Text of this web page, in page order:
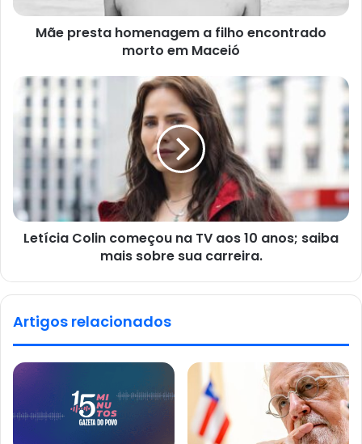
Mãe presta homenagem a filho encontrado
morto em Maceió
Letícia Colin começou na TV aos 10 anos; saiba
mais sobre sua carreira.
Artigos relacionados